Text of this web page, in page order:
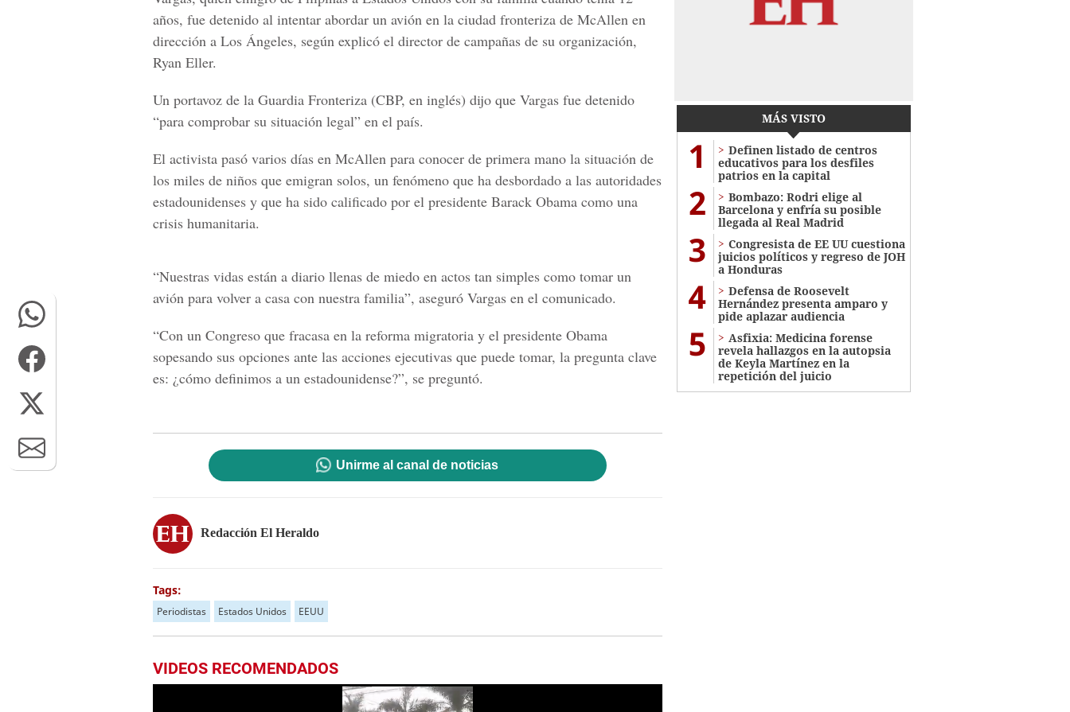
años, fue detenido al intentar abordar un avión en la ciudad fronteriza de McAllen en
dirección a Los Ángeles, según explicó el director de campañas de su organización,
Ryan Eller.
Un portavoz de la Guardia Fronteriza (CBP, en inglés) dijo que Vargas fue detenido
“para comprobar su situación legal” en el país.
El activista pasó varios días en McAllen para conocer de primera mano la situación de
los miles de niños que emigran solos, un fenómeno que ha desbordado a las autoridades
estadounidenses y que ha sido calificado por el presidente Barack Obama como una
crisis humanitaria.
“Nuestras vidas están a diario llenas de miedo en actos tan simples como tomar un
avión para volver a casa con nuestra familia”, aseguró Vargas en el comunicado.
“Con un Congreso que fracasa en la reforma migratoria y el presidente Obama
sopesando sus opciones ante las acciones ejecutivas que puede tomar, la pregunta clave
es: ¿cómo definimos a un estadounidense?”, se preguntó.
Unirme al canal de noticias
Redacción El Heraldo
Tags:
Periodistas Estados Unidos EEUU
VIDEOS RECOMENDADOS
MÁS VISTO
1
Definen listado de centros
educativos para los desfiles
patrios en la capital
2
Bombazo: Rodri elige al
Barcelona y enfría su posible
llegada al Real Madrid
3
Congresista de EE UU cuestiona
juicios políticos y regreso de JOH
a Honduras
4
Defensa de Roosevelt
Hernández presenta amparo y
pide aplazar audiencia
5
Asfixia: Medicina forense
revela hallazgos en la autopsia
de Keyla Martínez en la
repetición del juicio